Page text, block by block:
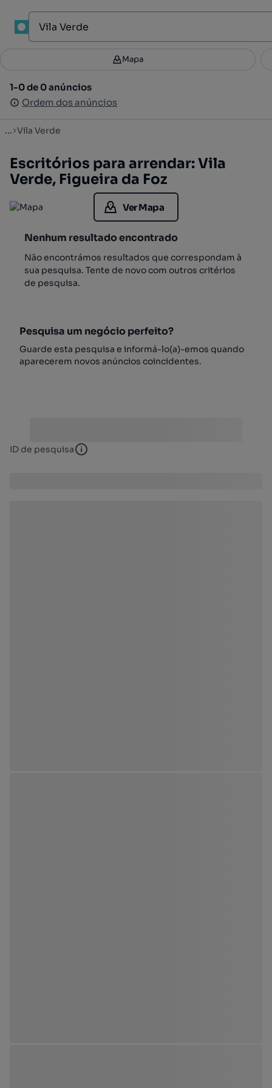
Filtros 4
1-0 de 0 anúncios
Ordem dos anúncios
Mapa
1-0 de 0 anúncios
Ordem dos anúncios
... Vila Verde
Escritórios para arrendar: Vila
Verde, Figueira da Foz
Ver Mapa
Nenhum resultado encontrado
Não encontrámos resultados que correspondam à
sua pesquisa. Tente de novo com outros critérios
de pesquisa.
Pesquisa um negócio perfeito?
Guarde esta pesquisa e informá-lo(a)-emos quando
aparecerem novos anúncios coincidentes.
ID de pesquisa ID de pesquisa